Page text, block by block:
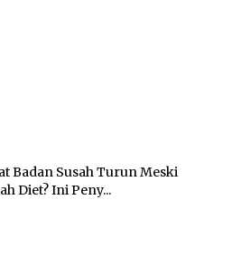
Badan Susah Turun Meski
Diet? Ini Peny...